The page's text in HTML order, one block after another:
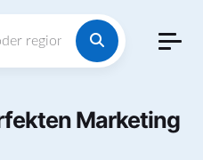
Marketing